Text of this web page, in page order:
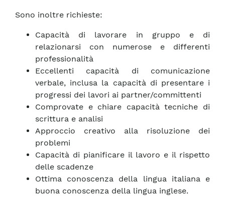
Sono inoltre richieste:
Capacità di lavorare in gruppo e di
relazionarsi con numerose e differenti
professionalità
Eccellenti capacità di comunicazione
verbale, inclusa la capacità di presentare i
progressi dei lavori ai partner/committenti
Comprovate e chiare capacità tecniche di
scrittura e analisi
Approccio creativo alla risoluzione dei
problemi
Capacità di pianificare il lavoro e il rispetto
delle scadenze
Ottima conoscenza della lingua italiana e
buona conoscenza della lingua inglese.